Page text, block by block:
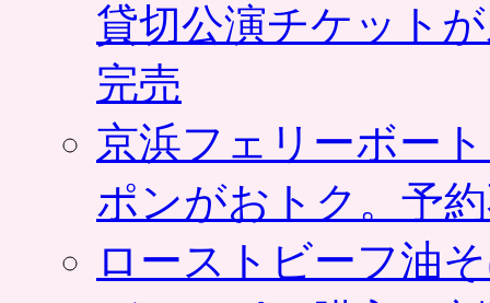
貸切公演チケット
完売
京浜フェリーボー
ポンがおトク。予
ローストビーフ油